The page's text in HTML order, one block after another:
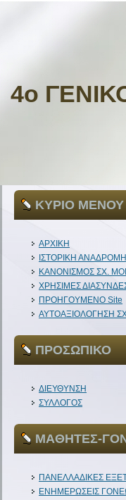
4ο
ΚΥΡΙΟ ΜΕΝΟΥ
ΑΡΧΙΚΗ
ΙΣΤΟΡΙΚΗ ΑΝΑΔΡΟΜΗ
ΚΑΝΟΝΙΣΜΟΣ ΣΧ.
ΧΡΗΣΙΜΕΣ
ΠΡΟΗΓΟΥΜΕΝΟ Site
ΑΥΤΟΑΞΙΟΛΟΓΗΣΗ
ΠΡΟΣΩΠΙΚΟ
ΔΙΕΥΘΥΝΣΗ
ΣΥΛΛΟΓΟΣ
ΜΑΘΗΤΕΣ-
ΠΑΝΕΛΛΑΔΙΚΕΣ
ΕΝΗΜΕΡΩΣΕΙΣ